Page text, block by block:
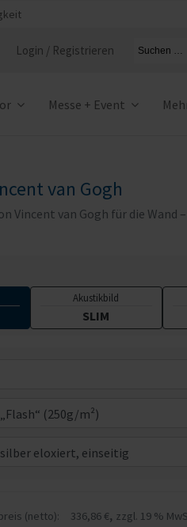
Login / Registrieren
Messe + Event
van Gogh
van Gogh für die Wand
Akustikbild
SLIM
(netto): 336,86 €, zzgl. 19 %